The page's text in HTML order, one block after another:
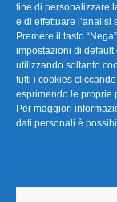
fine di personalizzare
e di effettuare l’analisi
Premere il tasto
impostazioni di
utilizzando soltanto
tutti i cookies
esprimendo le proprie
Per maggiori
dati personali è
La nostra
Link Utili
TG
Privacy &